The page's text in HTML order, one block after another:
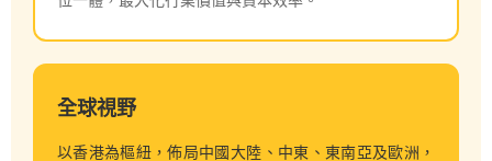
全球視野
以香港為樞紐，佈局中國大陸、中東、東南亞及歐洲，